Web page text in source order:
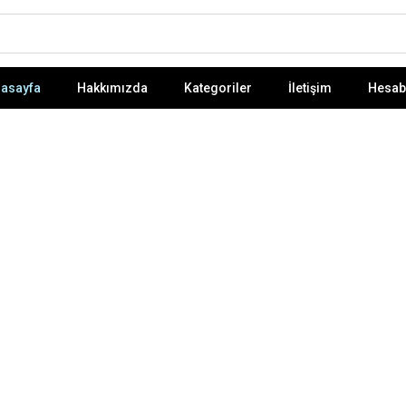
Hakkımızda Kategoriler İletişim